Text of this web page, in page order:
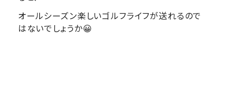
オールシーズン楽しいゴルフライフが送れるので
はないでしょうか😀